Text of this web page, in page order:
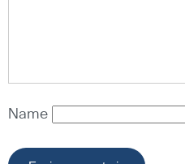
Name